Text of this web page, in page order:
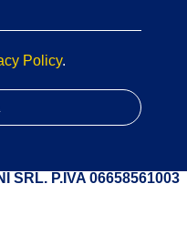
Policy.
SRL. P.IVA 06658561003